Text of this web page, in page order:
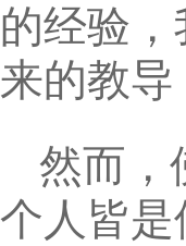
的经验
来的教
然而，
个人皆